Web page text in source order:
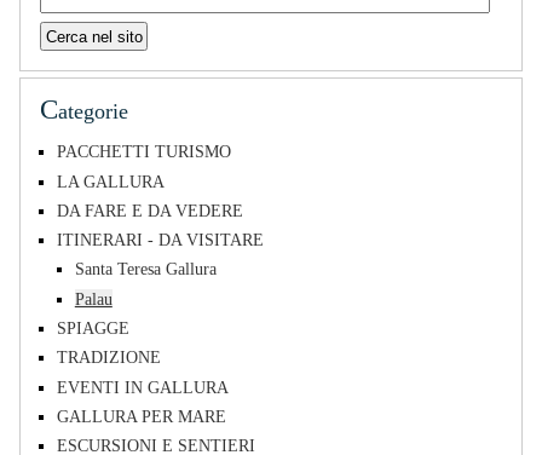
Categorie
PACCHETTI TURISMO
LA GALLURA
DA FARE E DA VEDERE
ITINERARI - DA VISITARE
Santa Teresa Gallura
Palau
SPIAGGE
TRADIZIONE
EVENTI IN GALLURA
GALLURA PER MARE
ESCURSIONI E SENTIERI